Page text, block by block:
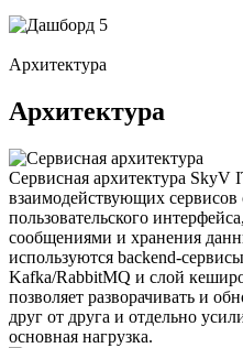
Архитектура
Архитектура
Сервисная архитектура SkyV
взаимодействующих сервисов
пользовательского
сообщениями и хранения
используются backend-
Kafka/RabbitMQ и слой
позволяет разворачивать и
друг от друга и отдельно
основная нагрузка.